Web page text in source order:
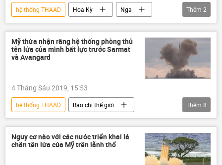
hệ thống THAAD Hoa Kỳ
Nga
S-400
Quân sự
Thêm 2
Mỹ thừa nhận rằng hệ thống phòng thủ
tên lửa của mình bất lực trước Sarmat
và Avangard
4 Tháng Sáu 2019, 15:53
hệ thống THAAD
Báo chí thế giới
Quan điểm-Ý kiến
Quân sự
Hoa Kỳ
Thế giới
Tổ hợp tên lửa Avangard
tên lửa Sarmat
Thêm 8
Nguy cơ nào với các nước triển khai lá
chắn tên lửa của Mỹ trên lãnh thổ